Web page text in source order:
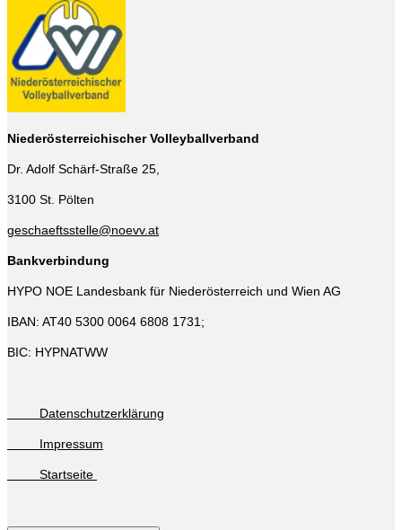
Niederösterreichischer Volleyballverband
Dr. Adolf Schärf-Straße 25,
3100 St. Pölten
geschaeftsstelle@noevv.at
Bankverbindung
HYPO NOE Landesbank für Niederösterreich und Wien AG
IBAN: AT40 5300 0064 6808 1731;
BIC: HYPNATWW
Datenschutzerklärung
Impressum
Startseite